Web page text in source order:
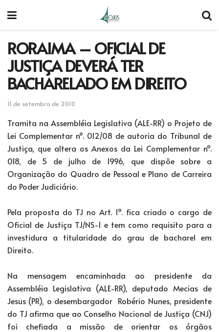
RORAIMA – OFICIAL DE
JUSTIÇA DEVERÁ TER
BACHARELADO EM DIREITO
11 de setembro de 2010
Tramita na Assembléia Legislativa (ALE-RR) o Projeto de
Lei Complementar nº. 012/08 de autoria do Tribunal de
Justiça, que altera os Anexos da Lei Complementar nº.
018, de 5 de julho de 1996, que dispõe sobre a
Organização do Quadro de Pessoal e Plano de Carreira
do Poder Judiciário.
Pela proposta do TJ no Art. 1º. fica criado o cargo de
Oficial de Justiça TJ/NS-1 e tem como requisito para a
investidura a titularidade do grau de bacharel em
Direito.
Na mensagem encaminhada ao presidente da
Assembléia Legislativa (ALE-RR), deputado Mecias de
Jesus (PR), o desembargador Robério Nunes, presidente
do TJ afirma que ao Conselho Nacional de Justiça (CNJ)
foi chefiada a missão de orientar os órgãos